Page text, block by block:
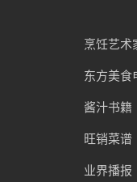
烹饪艺术
东方美食
酱汁书籍
旺销菜谱
业界播报